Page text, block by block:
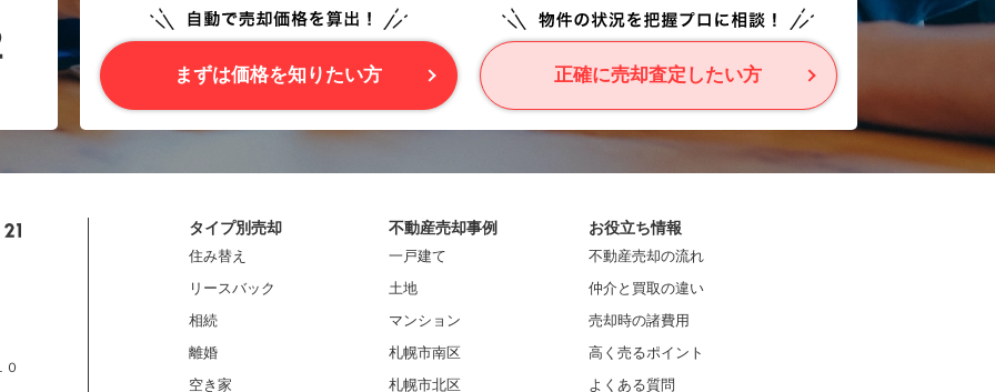
まずは価格を知りたい方 正確に売却査定したい方
タイプ別売却
住み替え
リースバック
相続
離婚
空き家
不動産売却事例
一戸建て
土地
マンション
札幌市南区
札幌市北区
お役立ち情報
不動産売却の流れ
仲介と買取の違い
売却時の諸費用
高く売るポイント
よくある質問